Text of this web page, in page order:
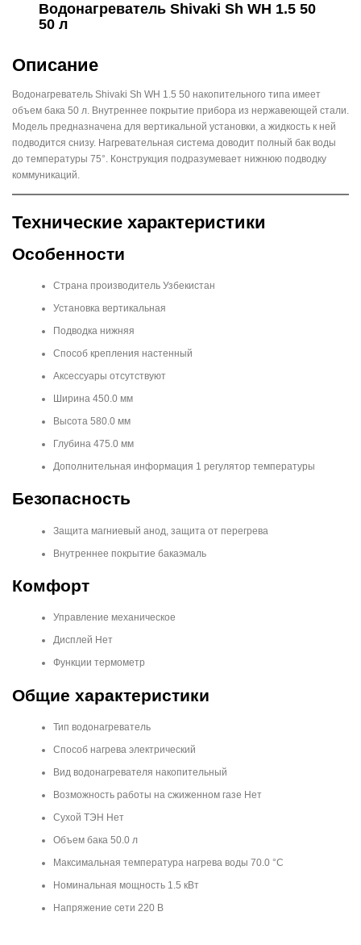
Водонагреватель Shivaki Sh WH 1.5 50
50 л
Описание
Водонагреватель Shivaki Sh WH 1.5 50 накопительного типа имеет
объем бака 50 л. Внутреннее покрытие прибора из нержавеющей стали.
Модель предназначена для вертикальной установки, а жидкость к ней
подводится снизу. Нагревательная система доводит полный бак воды
до температуры 75°. Конструкция подразумевает нижнюю подводку
коммуникаций.
Технические характеристики
Особенности
Страна производитель Узбекистан
Установка вертикальная
Подводка нижняя
Способ крепления настенный
Аксессуары отсутствуют
Ширина 450.0 мм
Высота 580.0 мм
Глубина 475.0 мм
Дополнительная информация 1 регулятор температуры
Безопасность
Защита магниевый анод, защита от перегрева
Внутреннее покрытие бакаэмаль
Комфорт
Управление механическое
Дисплей Нет
Функции термометр
Общие характеристики
Тип водонагреватель
Способ нагрева электрический
Вид водонагревателя накопительный
Возможность работы на сжиженном газе Нет
Сухой ТЭН Нет
Объем бака 50.0 л
Максимальная температура нагрева воды 70.0 °С
Номинальная мощность 1.5 кВт
Напряжение сети 220 В